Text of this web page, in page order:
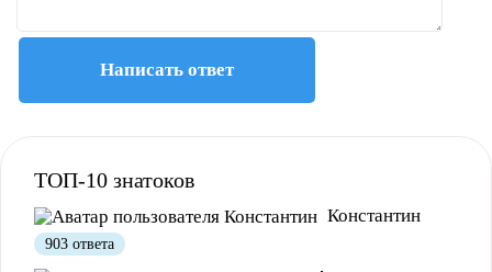
Полезно 1 Не очень
Написать ответ
ТОП-10 знатоков
Константин
903 ответа